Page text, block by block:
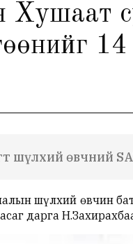
Хушаат
шүлхий өвчний
шүлхий өвчин
дарга